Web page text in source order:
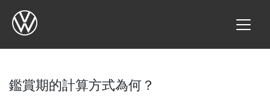
鑑賞期的計算方式為何？